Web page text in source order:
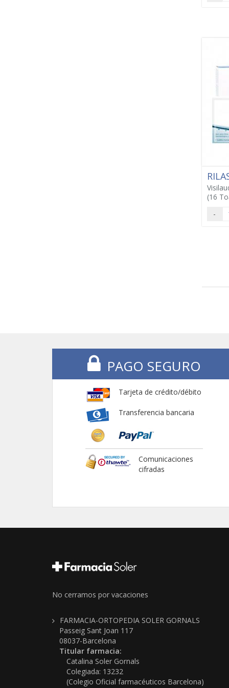
(16
-
PAGO SEGURO
Tarjeta de crédito/débito
Transferencia bancaria
Comunicaciones
cifradas
No cerramos por vacaciones
FARMACIA-ORTOPEDIA SOLER GORNALS
Passeig Sant Joan 117
08037-Barcelona
Titular farmacia:
Catalina Soler Gornals
Colegiada: 13232
(Colegio Oficial farmacéuticos Barcelona)